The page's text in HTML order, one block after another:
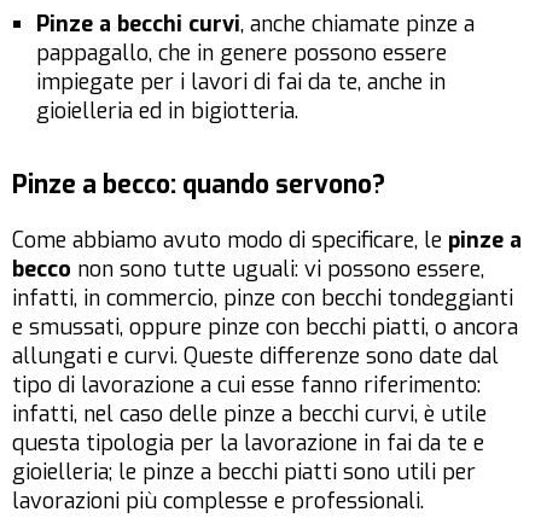
Pinze a becchi curvi, anche chiamate pinze a
pappagallo, che in genere possono essere
impiegate per i lavori di fai da te, anche in
gioielleria ed in bigiotteria.
Pinze a becco: quando servono?
Come abbiamo avuto modo di specificare, le pinze a
becco non sono tutte uguali: vi possono essere,
infatti, in commercio, pinze con becchi tondeggianti
e smussati, oppure pinze con becchi piatti, o ancora
allungati e curvi. Queste differenze sono date dal
tipo di lavorazione a cui esse fanno riferimento:
infatti, nel caso delle pinze a becchi curvi, è utile
questa tipologia per la lavorazione in fai da te e
gioielleria; le pinze a becchi piatti sono utili per
lavorazioni più complesse e professionali.